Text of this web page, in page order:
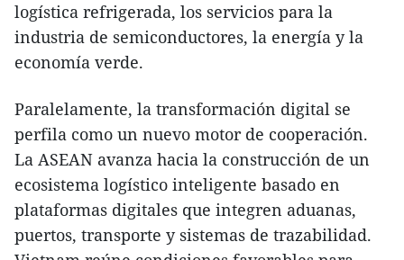
logística refrigerada, los servicios para la
industria de semiconductores, la energía y la
economía verde.
Paralelamente, la transformación digital se
perfila como un nuevo motor de cooperación.
La ASEAN avanza hacia la construcción de un
ecosistema logístico inteligente basado en
plataformas digitales que integren aduanas,
puertos, transporte y sistemas de trazabilidad.